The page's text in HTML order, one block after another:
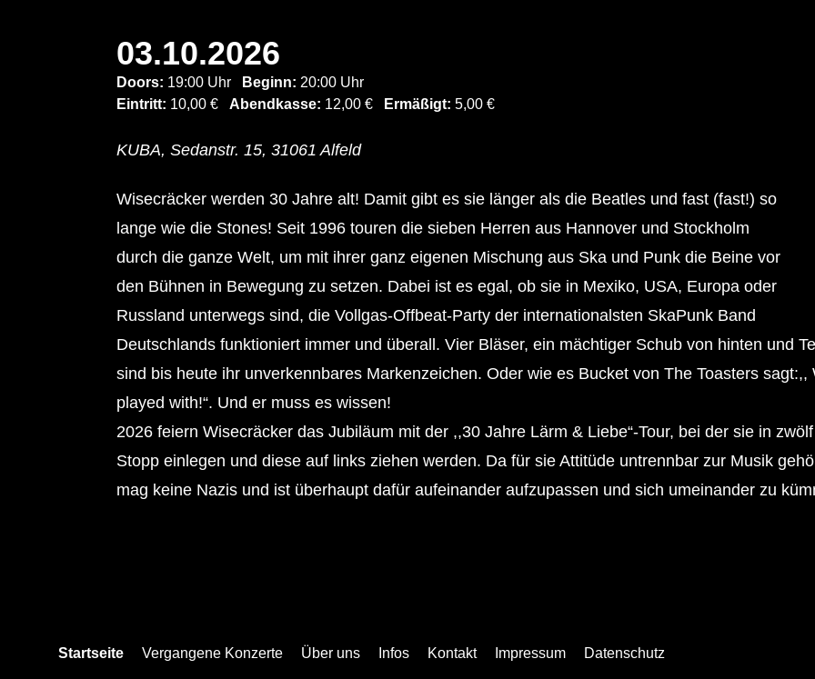
03.10.2026
Doors: 19:00 Uhr Beginn: 20:00 Uhr
Eintritt: 10,00 € Abendkasse: 12,00 € Ermäßigt: 5,00 €
KUBA, Sedanstr. 15, 31061 Alfeld
Wisecräcker werden 30 Jahre alt! Damit gibt es sie länger als die Beatles und fast (fast!) so
lange wie die Stones! Seit 1996 touren die sieben Herren aus Hannover und Stockholm
durch die ganze Welt, um mit ihrer ganz eigenen Mischung aus Ska und Punk die Beine vor
den Bühnen in Bewegung zu setzen. Dabei ist es egal, ob sie in Mexiko, USA, Europa oder
Russland unterwegs sind, die Vollgas-Offbeat-Party der internationalsten SkaPunk Band
Deutschlands funktioniert immer und überall. Vier Bläser, ein mächtiger Schub von hinten und
sind bis heute ihr unverkennbares Markenzeichen. Oder wie es Bucket von The Toasters sagt:,,
played with!“. Und er muss es wissen!
2026 feiern Wisecräcker das Jubiläum mit der ,,30 Jahre Lärm & Liebe“-Tour, bei der sie in
Stopp einlegen und diese auf links ziehen werden. Da für sie Attitüde untrennbar zur Musik
mag keine Nazis und ist überhaupt dafür aufeinander aufzupassen und sich umeinander zu
Startseite Vergangene Konzerte Über uns Infos Kontakt Impressum Datenschutz